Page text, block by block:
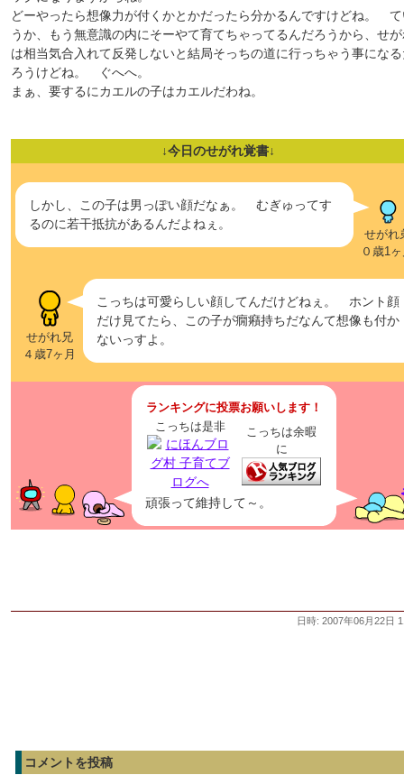
どーやったら想像力が付くかとかだったら分かるんですけどね。
うか、もう無意識の内にそーやて育てちゃってるんだろうから、せ
は相当気合入れて反発しないと結局そっちの道に行っちゃう事にな
ろうけどね。 ぐへへ。
まぁ、要するにカエルの子はカエルだわね。
↓今日のせがれ覚書↓
しかし、この子は男っぽい顔だなぁ。 むぎゅってす
るのに若干抵抗があるんだよねぇ。
せがれ
０歳1
せがれ兄
４歳7ヶ月
こっちは可愛らしい顔してんだけどねぇ。 ホント顔
だけ見てたら、この子が癇癪持ちだなんて想像も付か
ないっすよ。
ランキングに投票お願いします！
こっちは是非
こっちは余暇
に
頑張って維持して～。
日時: 2007年06月22日
コメントを投稿